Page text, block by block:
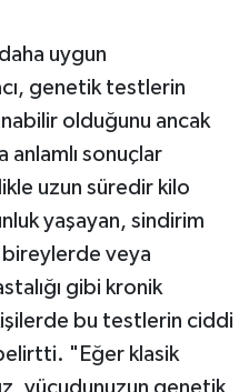
uygun
genetik testlerin
olduğunu ancak
anlamlı sonuçlar
uzun süredir kilo
yaşayan, sindirim
bireylerde veya
gibi kronik
bu testlerin ciddi
"Eğer klasik